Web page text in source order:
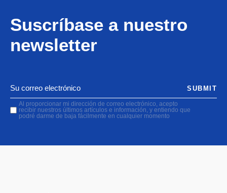
Suscríbase a nuestro
newsletter
Al proporcionar mi dirección de correo electrónico, acepto
recibir nuestros últimos artículos e información, y entiendo que
podré darme de baja fácilmente en cualquier momento
SUBMIT